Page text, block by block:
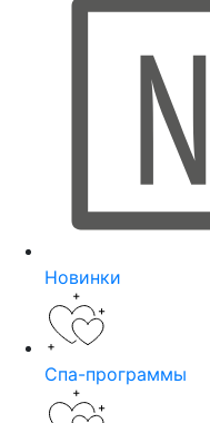
Новинки
Спа-программы